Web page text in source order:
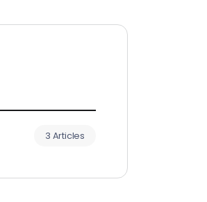
3 Articles